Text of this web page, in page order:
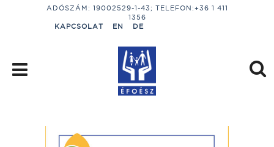
ADÓSZÁM: 19002529-1-43; TELEFON:+36 1 411
1356
KAPCSOLAT
EN DE